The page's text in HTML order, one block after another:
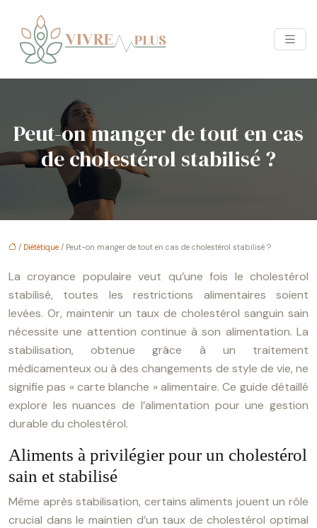
Peut-on manger de tout en cas
de cholestérol stabilisé ?
/ Diététique / Peut-on manger de tout en cas de cholestérol stabilisé ?
La croyance populaire veut qu’une fois le cholestérol
stabilisé, toutes les restrictions alimentaires soient
levées. Or, maintenir un taux de cholestérol sanguin sain
nécessite une attention continue à son alimentation. La
stabilisation, obtenue grâce à un traitement
médicamenteux ou à des changements de style de vie, ne
signifie pas « carte blanche » alimentaire. Ce guide détaillé
explore les nuances de l’alimentation pour une gestion
durable du cholestérol.
Aliments à privilégier pour un cholestérol
sain et stabilisé
Même après stabilisation, certains aliments jouent un rôle
crucial dans le maintien d’un taux de cholestérol optimal